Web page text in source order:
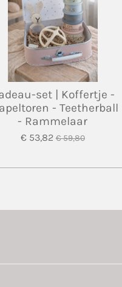
set | Koffertje -
- Teetherball
- Rammelaar
€ 53,82 € 59,80